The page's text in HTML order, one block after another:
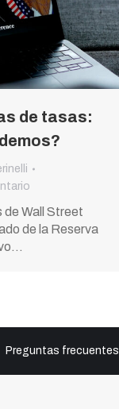
de tasas:
de Wall Street
de la Reserva
Preguntas frecuentes